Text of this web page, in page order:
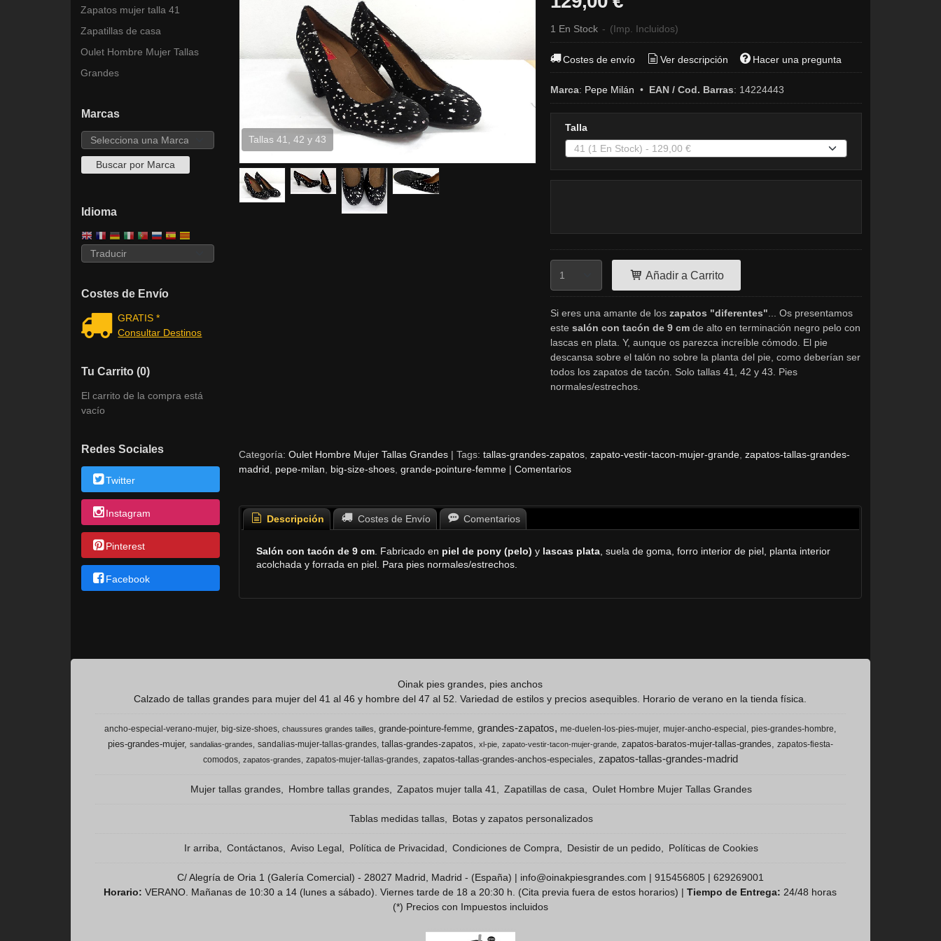
Zapatos mujer talla 41
Zapatillas de casa
Oulet Hombre Mujer Tallas
Grandes
Marcas
Idioma
Costes de Envío
GRATIS *
Consultar Destinos
Tu Carrito (0)
El carrito de la compra está
vacío
Redes Sociales
Twitter
Instagram
Pinterest
Facebook
Tallas 41, 42 y 43
1 En Stock - (Imp. Incluidos)
Costes de envío Ver descripción Hacer una pregunta
Marca: Pepe Milán • EAN / Cod. Barras: 14224443
Talla
Añadir a Carrito
Si eres una amante de los zapatos "diferentes"... Os presentamos
este salón con tacón de 9 cmde alto en terminación negro pelo con
lascas en plata. Y, aunque os parezca increíble cómodo. El pie
descansa sobre el talón no sobre la planta del pie, como deberían ser
todos los zapatos de tacón. Solo tallas 41, 42 y 43. Pies
normales/estrechos.
Categoría: Oulet Hombre Mujer Tallas Grandes| Tags: tallas-grandes-zapatos zapato-vestir-tacon-mujer-grande zapatos-tallas-grandes-
madrid
pepe-milan big-size-shoes grande-pointure-femme | Comentarios
Descripción Costes de Envío Comentarios
Salón con tacón de 9 cm. Fabricado en piel de pony (pelo) y lascas plata, suela de goma, forro interior de piel, planta interior
acolchada y forrada en piel. Para pies normales/estrechos.
Oinak pies grandes, pies anchos
Calzado de tallas grandes para mujer del 41 al 46 y hombre del 47 al 52. Variedad de estilos y precios asequibles. Horario de verano en la tienda física.
ancho-especial-verano-mujer big-size-shoes chaussures grandes tailles grande-pointure-femme grandes-zapatos me-duelen-los-pies-mujer mujer-ancho-especial pies-grandes-hombre
pies-grandes-mujer sandalias-grandes sandalias-mujer-tallas-grandes tallas-grandes-zapatos xl-pie zapato-vestir-tacon-mujer-grande zapatos-baratos-mujer-tallas-grandes
zapatos-fiesta-
comodos
zapatos-grandes zapatos-mujer-tallas-grandes zapatos-tallas-grandes-anchos-especiales zapatos-tallas-grandes-madrid
Mujer tallas grandes Hombre tallas grandes Zapatos mujer talla 41 Zapatillas de casa Oulet Hombre Mujer Tallas Grandes
Tablas medidas tallas Botas y zapatos personalizados
Ir arriba Contáctanos Aviso Legal Política de Privacidad Condiciones de Compra Desistir de un pedido Políticas de Cookies
C/ Alegría de Oria 1 (Galería Comercial) - 28027 Madrid, Madrid - (España) | info@oinakpiesgrandes.com | 915456805 | 629269001
Horario:VERANO. Mañanas de 10:30 a 14 (lunes a sábado). Viernes tarde de 18 a 20:30 h. (Cita previa fuera de estos horarios) |Tiempo de Entrega:24/48 horas
(*) Precios con Impuestos incluidos